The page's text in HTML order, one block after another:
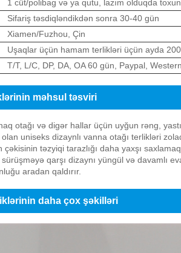
1 cüt/polibag və ya qutu, lazım olduqda
Sifariş təsdiqləndikdən sonra 30-40 gün
Xiamen/Fuzhou, Çin
Uşaqlar üçün hamam terlikləri üçün ayda
T/T, L/C, DP, DA, OA 60 gün, Paypal,
məhsul təsviri
otağı və digər hallar üçün uyğun rəng,
uniseks dizaynlı vanna otağı terlikləri
təzyiqi tarazlığı daha yaxşı
qarşı dizaynı yüngül və davamlı
aradan qaldırır.
daha çox şəkilləri